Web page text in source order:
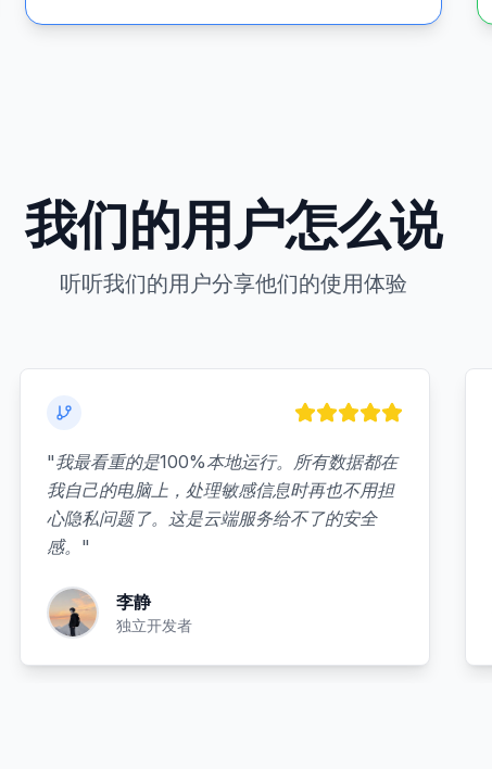
我们的用户怎么说
听听我们的用户分享他们的使用体验
"我最看重的是100%本地运行。所有数据都在
我自己的电脑上，处理敏感信息时再也不用担
心隐私问题了。这是云端服务给不了的安全
感。 "
李静
独立开发者